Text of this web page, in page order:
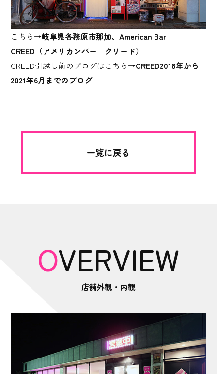
こちら→岐阜県各務原市那加、American Bar
CREED（アメリカンバー クリード）
CREED引越し前のブログはこちら→CREED2018年から
2021年6月までのブログ
一覧に戻る
OVERVIEW
店舗外観・内観